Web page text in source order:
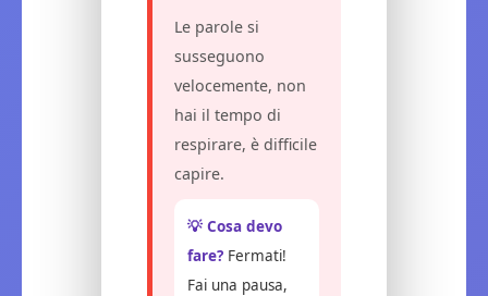
Le parole si
susseguono
velocemente, non
hai il tempo di
respirare, è difficile
capire.
💡 Cosa devo
fare? Fermati!
Fai una pausa,